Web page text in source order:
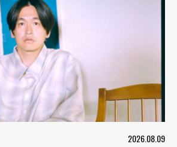
2026.08.09